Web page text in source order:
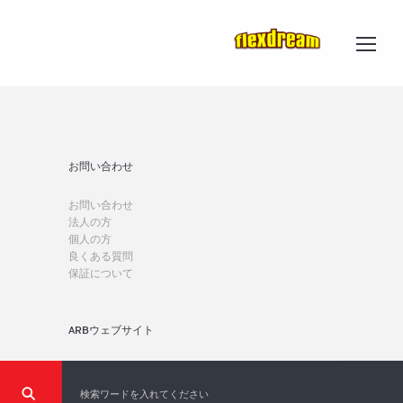
お問い合わせ
お問い合わせ
法人の方
個人の方
良くある質問
保証について
ARBウェブサイト
Australia